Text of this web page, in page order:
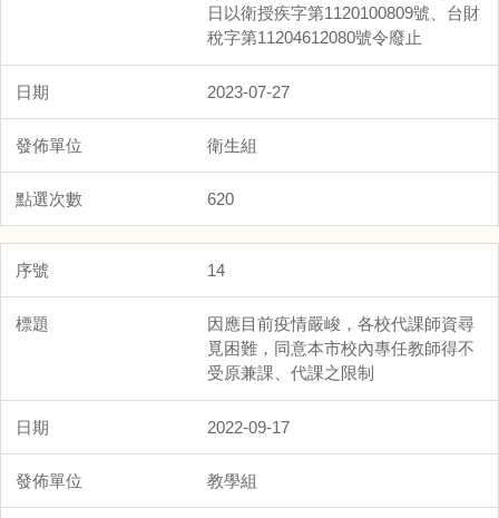
日以衛授疾字第1120100809號、台財
稅字第11204612080號令廢止
2023-07-27
衛生組
620
14
因應目前疫情嚴峻，各校代課師資尋
覓困難，同意本市校內專任教師得不
受原兼課、代課之限制
2022-09-17
教學組